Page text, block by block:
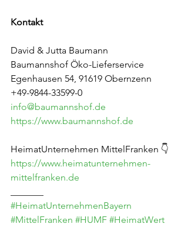
Kontakt
David & Jutta Baumann
Baumannshof Öko-Lieferservice
Egenhausen 54, 91619 Obernzenn
+49-9844-33599-0
info@baumannshof.de
https://www.baumannshof.de
HeimatUnternehmen MittelFranken 👇
https://www.heimatunternehmen-
mittelfranken.de
#HeimatUnternehmenBayern
#MittelFranken #HUMF #HeimatWert